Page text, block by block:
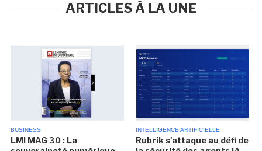
ARTICLES À LA UNE
BUSINESS
LMI MAG 30 : La
INTELLIGENCE ARTIFICIELLE
Rubrik s'attaque au défi de